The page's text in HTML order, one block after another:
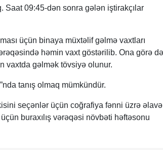
09:45-dən sonra gələn iştirakçılar
üçün binaya müxtəlif gəlmə vaxtları
həmin vaxt göstərilib. Ona görə də
vaxtda gəlmək tövsiyə olunur.
tanış olmaq mümkündür.
seçənlər üçün coğrafiya fənni üzrə əlavə
buraxılış vərəqəsi növbəti həftəsonu